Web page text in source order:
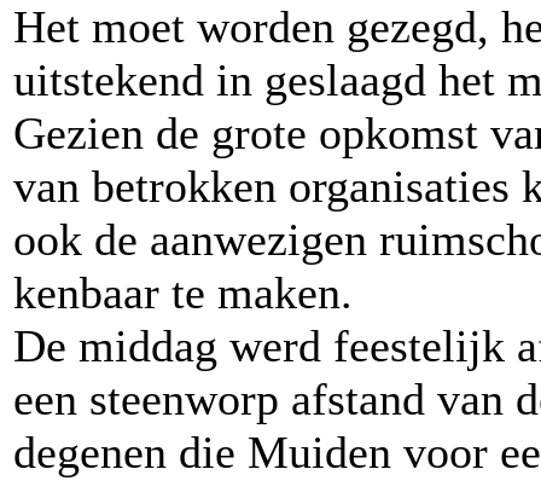
Het moet worden gezegd,
uitstekend in geslaagd het
Gezien de grote opkomst
van betrokken organisaties
ook de aanwezigen
kenbaar te maken.
De middag werd feestelijk
een steenworp afstand van
degenen die Muiden voor